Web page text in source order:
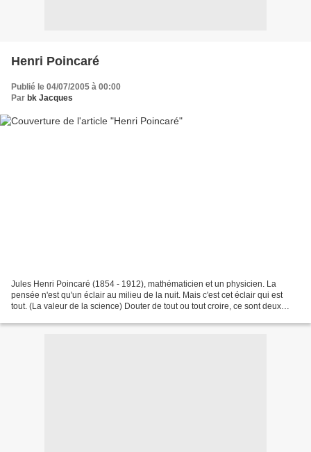
Henri Poincaré
Publié le 04/07/2005 à 00:00
Par bk Jacques
Jules Henri Poincaré (1854 - 1912), mathématicien et un physicien. La
pensée n'est qu'un éclair au milieu de la nuit. Mais c'est cet éclair qui est
tout. (La valeur de la science) Douter de tout ou tout croire, ce sont deux